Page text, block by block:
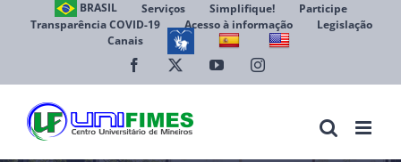
BRASIL Serviços Simplifique!
Participe
Transparência COVID-19
Acesso à informação
Legislação
Canais
Facebook YouTubeInstagram